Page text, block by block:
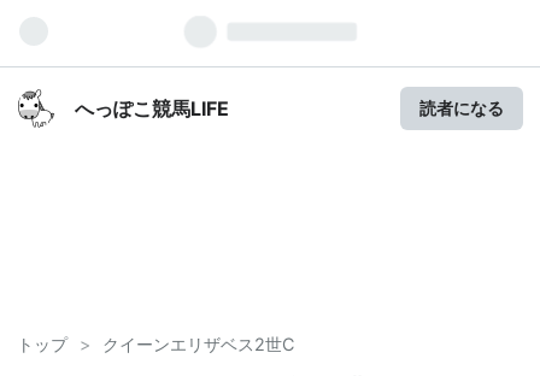
へっぽこ競馬LIFE 読者になる
トップ > クイーンエリザベス2世C